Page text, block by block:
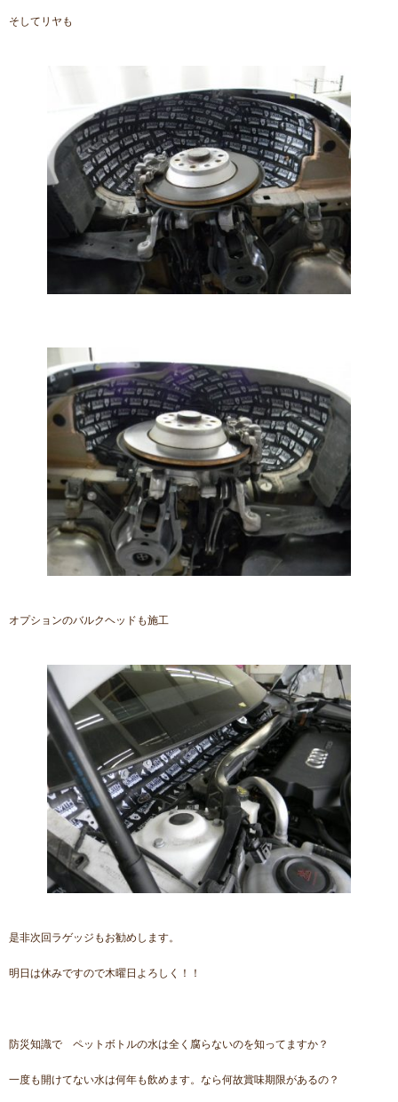
そしてリヤも
オプションのバルクヘッドも施工
是非次回ラゲッジもお勧めします。
明日は休みですので木曜日よろしく！！
防災知識で ペットボトルの水は全く腐らないのを知ってますか？
一度も開けてない水は何年も飲めます。なら何故賞味期限があるの？